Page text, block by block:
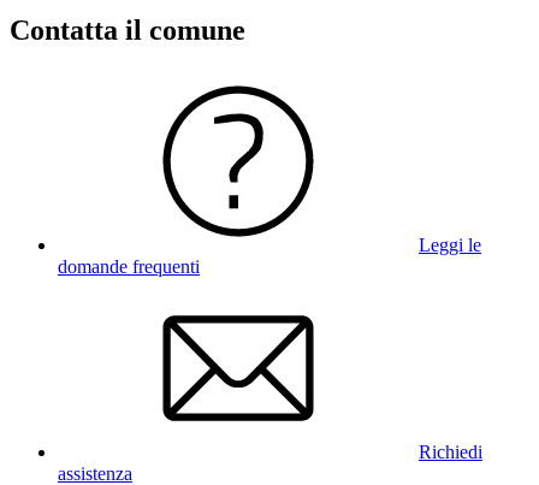
Contatta il comune
Leggi le
domande frequenti
Richiedi
assistenza